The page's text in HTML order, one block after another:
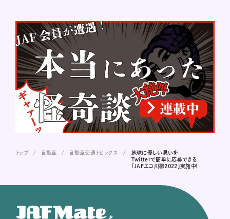
トップ 自動車 自動車交通トピックス
地球に優しい思いを
Twitterで簡単に応募できる
「JAFエコ川柳2022」実施中！